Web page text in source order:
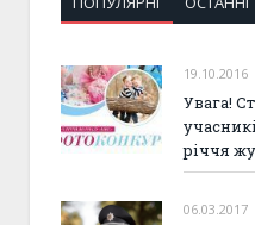
19.10.2016
Увага!
річчя
06.03.2017